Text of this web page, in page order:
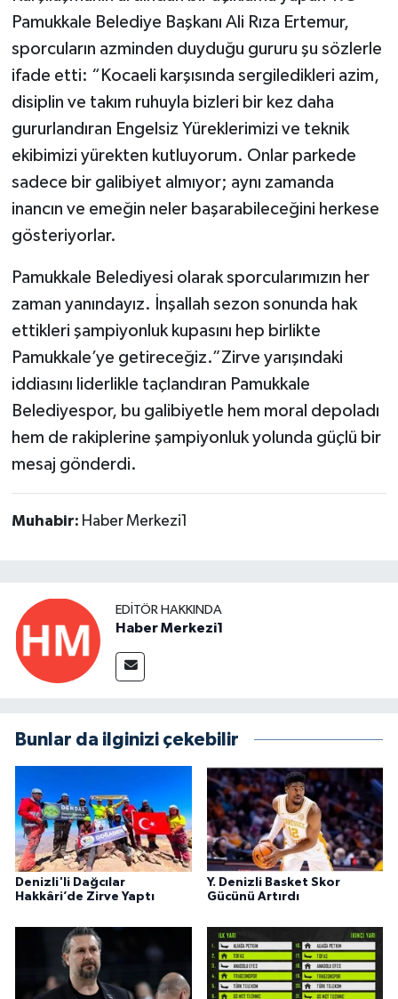
Pamukkale Belediye Başkanı Ali Rıza Ertemur,
sporcuların azminden duyduğu gururu şu sözlerle
ifade etti: “Kocaeli karşısında sergiledikleri azim,
disiplin ve takım ruhuyla bizleri bir kez daha
gururlandıran Engelsiz Yüreklerimizi ve teknik
ekibimizi yürekten kutluyorum. Onlar parkede
sadece bir galibiyet almıyor; aynı zamanda
inancın ve emeğin neler başarabileceğini herkese
gösteriyorlar.
Pamukkale Belediyesi olarak sporcularımızın her
zaman yanındayız. İnşallah sezon sonunda hak
ettikleri şampiyonluk kupasını hep birlikte
Pamukkale’ye getireceğiz.”Zirve yarışındaki
iddiasını liderlikle taçlandıran Pamukkale
Belediyespor, bu galibiyetle hem moral depoladı
hem de rakiplerine şampiyonluk yolunda güçlü bir
mesaj gönderdi.
Muhabir: Haber Merkezi1
EDITÖR HAKKINDA
Haber Merkezi1
Bunlar da ilginizi çekebilir
Denizli'li Dağcılar
Hakkâri’de Zirve Yaptı
Y. Denizli Basket Skor
Gücünü Artırdı